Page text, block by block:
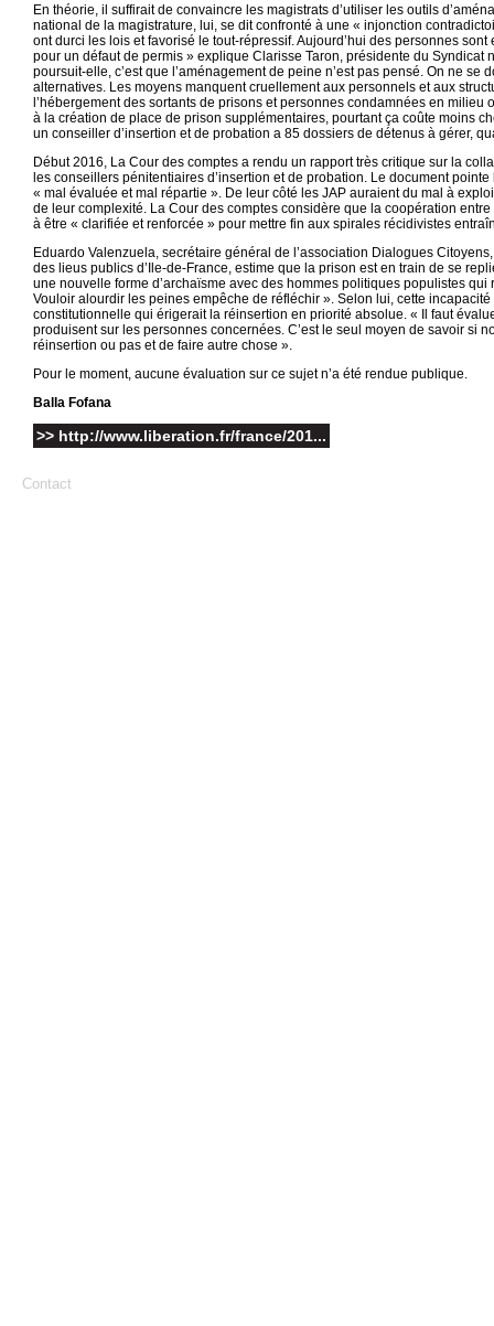
En théorie, il suffirait de convaincre les magistrats d’utiliser les outils
national de la magistrature, lui, se dit confronté à une « injonction
ont durci les lois et favorisé le tout-répressif. Aujourd’hui des personnes
pour un défaut de permis » explique Clarisse Taron, présidente du
poursuit-elle, c’est que l’aménagement de peine n’est pas pensé. On ne se
alternatives. Les moyens manquent cruellement aux personnels et aux
l’hébergement des sortants de prisons et personnes condamnées en
à la création de place de prison supplémentaires, pourtant ça coûte moins
un conseiller d’insertion et de probation a 85 dossiers de détenus à gérer,
Début 2016, La Cour des comptes a rendu un rapport très critique sur la
les conseillers pénitentiaires d’insertion et de probation. Le document
« mal évaluée et mal répartie ». De leur côté les JAP auraient du mal à
de leur complexité. La Cour des comptes considère que la coopération
à être « clarifiée et renforcée » pour mettre fin aux spirales récidivistes
Eduardo Valenzuela, secrétaire général de l’association Dialogues
des lieus publics d’Ile-de-France, estime que la prison est en train de se
une nouvelle forme d’archaïsme avec des hommes politiques populistes
Vouloir alourdir les peines empêche de réfléchir ». Selon lui, cette
constitutionnelle qui érigerait la réinsertion en priorité absolue. « Il faut
produisent sur les personnes concernées. C’est le seul moyen de savoir si
réinsertion ou pas et de faire autre chose ».
Pour le moment, aucune évaluation sur ce sujet n’a été rendue publique.
Balla Fofana
>> http://www.liberation.fr/france/201...
Contact